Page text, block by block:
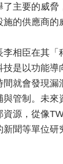
了主要的威脅
的供應商的
李相臣在其「
技是以功能導
間就會發現漏
與管制。未來
資源，從像
新聞等單位研